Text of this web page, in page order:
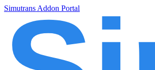
Simutrans Addon Portal